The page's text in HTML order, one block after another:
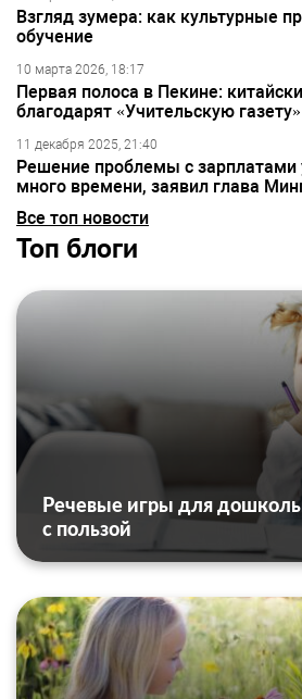
Взгляд зумера: как культурные
обучение
10 марта 2026, 18:17
Первая полоса в Пекине:
благодарят «Учительскую газету»
11 декабря 2025, 21:40
Решение проблемы с зарплатами
много времени, заявил глава
Все топ новости
Топ блоги
Речевые игры для
с пользой